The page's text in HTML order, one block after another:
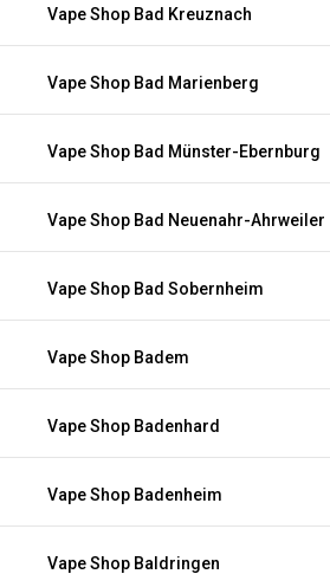
Vape Shop Bad Kreuznach
Vape Shop Bad Marienberg
Vape Shop Bad Münster-Ebernburg
Vape Shop Bad Neuenahr-Ahrweiler
Vape Shop Bad Sobernheim
Vape Shop Badem
Vape Shop Badenhard
Vape Shop Badenheim
Vape Shop Baldringen